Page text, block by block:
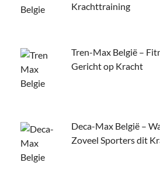
Krachttraining
Tren-Max België –
Gericht op Kracht
Deca-Max België –
Zoveel Sporters dit